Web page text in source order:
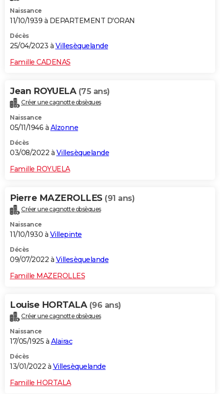
Naissance
11/10/1939 à DEPARTEMENT D'ORAN
Décès
25/04/2023 à Villesèquelande
Famille CADENAS
Jean ROYUELA (75 ans)
Créer une cagnotte obsèques
Naissance
05/11/1946 à Alzonne
Décès
03/08/2022 à Villesèquelande
Famille ROYUELA
Pierre MAZEROLLES (91 ans)
Créer une cagnotte obsèques
Naissance
11/10/1930 à Villepinte
Décès
09/07/2022 à Villesèquelande
Famille MAZEROLLES
Louise HORTALA (96 ans)
Créer une cagnotte obsèques
Naissance
17/05/1925 à Alairac
Décès
13/01/2022 à Villesèquelande
Famille HORTALA